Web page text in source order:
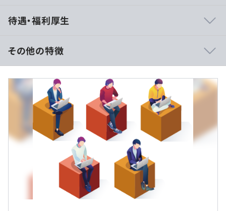
人数：２0名 開発期間：1年以上
100名 開発期間：1年以上
など
ご自身のPCで作業できることがあります。
プロジェクトごとに選択、オブジェクト指向、ウォーター
フォール、アジャイル、スクラム、ペアプロ、テスト駆動
開発、チケット駆動開発、ドメイン駆動設計、プロトタイ
ピング、コーディング規約あり、グローバルチーム（多国
待遇・福利厚生
■賃金形態：月給制（基本給+30時間分の固定残業代)+賞
与（年3回）
月給は約22万円〜約30万円で決定致します。
月収を抑えている分、賞与が高くなる傾向にあります。
（賞与1回で100万円超えのケースもございます）
みなし残業例（月給22万円の場合）
基本給 178,600 円
月間平均所定労働時間（162h想定）
残業手当 41,400 円 （30時間分）
※時間外労働の有無に関わらず支給する
その他の特徴